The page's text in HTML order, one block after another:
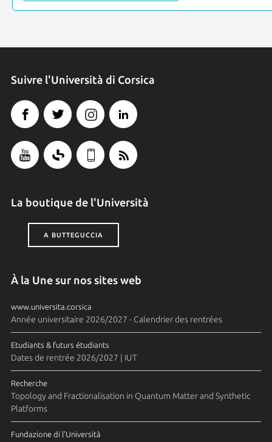
Suivre l'Università di Corsica
La boutique de l'Università
A BUTTEGUCCIA
À la Une sur nos sites web
www.universita.corsica
Année universitaire 2026/2027 - Calendrier des rentrées
Etudiants & futurs étudiants
Dates de rentrée 2026/2027 | IUT
Recherche
Topology and Fractionalisation in Quantum Matter and Synthetic
Platforms
Fundazione di l'Università